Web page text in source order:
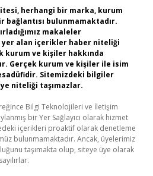
herhangi bir marka, kurum
bağlantısı bulunmamaktadır.
makaleler
yer alan içerikler haber niteliği
kurum ve kişiler hakkında
Gerçek kurum ve kişiler ile isim
Sitemizdeki bilgiler
niteliği taşımazlar.
Bilgi Teknolojileri ve İletişim
bir Yer Sağlayıcı olarak hizmet
içerikleri proaktif olarak denetleme
bulunmamaktadır. Ancak, üyelerimiz
taşımakta olup, siteye üye olarak